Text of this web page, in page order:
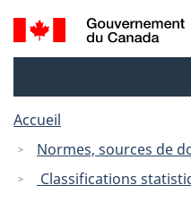
Recherche
et
Accueil
Normes, sources de
Classifications